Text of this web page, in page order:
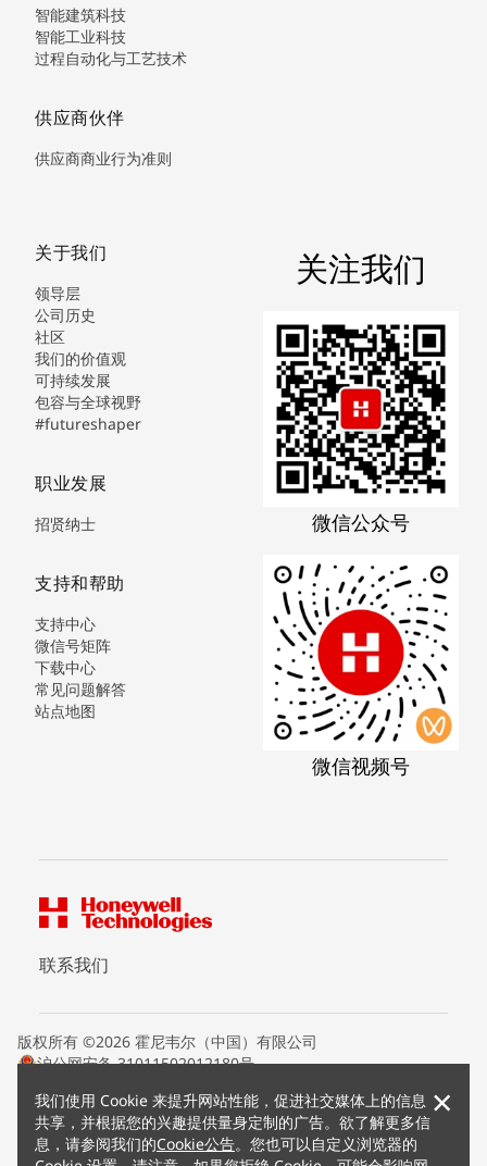
我们使用 Cookie 来提升网站性能，促进社交媒体上的信息
共享，并根据您的兴趣提供量身定制的广告。欲了解更多信
息，请参阅我们的Cookie公告。您也可以自定义浏览器的
×
智能建筑科技
智能工业科技
过程自动化与工艺技术
供应商伙伴
供应商商业行为准则
关于我们
领导层
公司历史
社区
我们的价值观
可持续发展
包容与全球视野
#futureshaper
职业发展
招贤纳士
支持和帮助
支持中心
微信号矩阵
下载中心
常见问题解答
站点地图
关注我们
微信公众号
微信视频号
联系我们
版权所有 ©2026 霍尼韦尔（中国）有限公司
沪公网安备 31011502012180号
条款条约
隐私声明
您的隐私选项